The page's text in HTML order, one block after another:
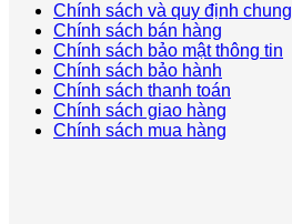
Chính sách và quy định chung
Chính sách bán hàng
Chính sách bảo mật thông tin
Chính sách bảo hành
Chính sách thanh toán
Chính sách giao hàng
Chính sách mua hàng